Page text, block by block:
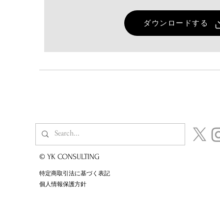
ダウンロードする
© YK CONSULTING
特定商取引法に基づく表記
個人情報保護方針